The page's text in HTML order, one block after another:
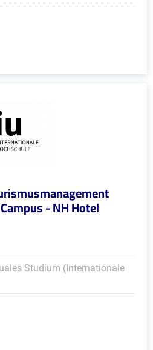
- NH Hotel
Studium (Internationale